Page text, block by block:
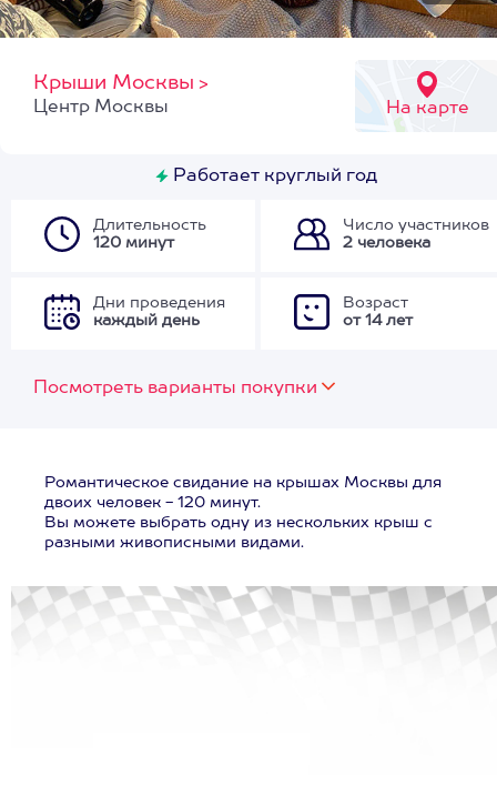
Крыши Москвы >
На карте
Центр Москвы
Работает круглый год
Длительность
120 минут
Число участников
2 человека
Дни проведения
каждый день
Возраст
от 14 лет
Посмотреть варианты покупки
Романтическое свидание на крышах Москвы для
двоих человек - 120 минут.
Вы можете выбрать одну из нескольких крыш с
разными живописными видами.